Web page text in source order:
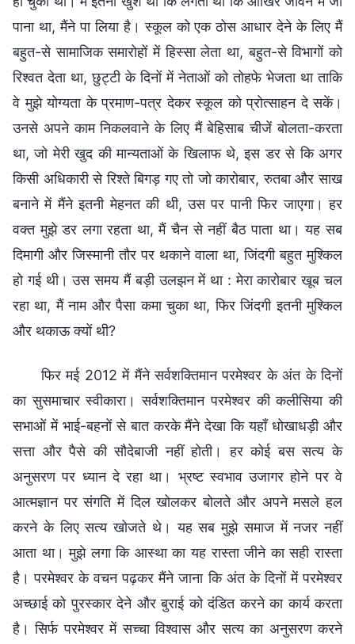
पाना था, मैंने पा लिया है। स्कूल को एक ठोस आधार देने के लिए मैं
बहुत-से सामाजिक समारोहों में हिस्सा लेता था, बहुत-से विभागों को
रिश्वत देता था, छुट्टी के दिनों में नेताओं को तोहफे भेजता था ताकि
वे मुझे योग्यता के प्रमाण-पत्र देकर स्कूल को प्रोत्साहन दे सकें।
उनसे अपने काम निकलवाने के लिए मैं बेहिसाब चीजें बोलता-करता
था, जो मेरी खुद की मान्यताओं के खिलाफ थे, इस डर से कि अगर
किसी अधिकारी से रिश्ते बिगड़ गए तो जो कारोबार, रुतबा और साख
बनाने में मैंने इतनी मेहनत की थी, उस पर पानी फिर जाएगा। हर
वक्त मुझे डर लगा रहता था, मैं चैन से नहीं बैठ पाता था। यह सब
दिमागी और जिस्मानी तौर पर थकाने वाला था, जिंदगी बहुत मुश्किल
हो गई थी। उस समय मैं बड़ी उलझन में था : मेरा कारोबार खूब चल
रहा था, मैं नाम और पैसा कमा चुका था, फिर जिंदगी इतनी मुश्किल
और थकाऊ क्यों थी?
फिर मई 2012 में मैंने सर्वशक्तिमान परमेश्वर के अंत के दिनों
का सुसमाचार स्वीकारा। सर्वशक्तिमान परमेश्वर की कलीसिया की
सभाओं में भाई-बहनों से बात करके मैंने देखा कि यहाँ धोखाधड़ी और
सत्ता और पैसे की सौदेबाजी नहीं होती। हर कोई बस सत्य के
अनुसरण पर ध्यान दे रहा था। भ्रष्ट स्वभाव उजागर होने पर वे
आत्मज्ञान पर संगति में दिल खोलकर बोलते और अपने मसले हल
करने के लिए सत्य खोजते थे। यह सब मुझे समाज में नजर नहीं
आता था। मुझे लगा कि आस्था का यह रास्ता जीने का सही रास्ता
है। परमेश्वर के वचन पढ़कर मैंने जाना कि अंत के दिनों में परमेश्वर
अच्छाई को पुरस्कार देने और बुराई को दंडित करने का कार्य करता
है। सिर्फ परमेश्वर में सच्चा विश्वास और सत्य का अनुसरण करने